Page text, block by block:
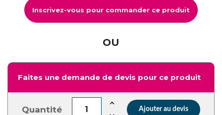
Inscrivez-vous pour commander ce produit
OU
Faites une demande de devis pour ce produit
Quantité Ajouter au devis